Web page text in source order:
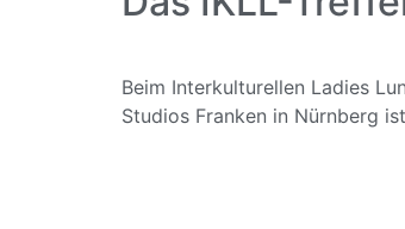
Beim Interkulturellen Ladies
Studios Franken in Nürnberg